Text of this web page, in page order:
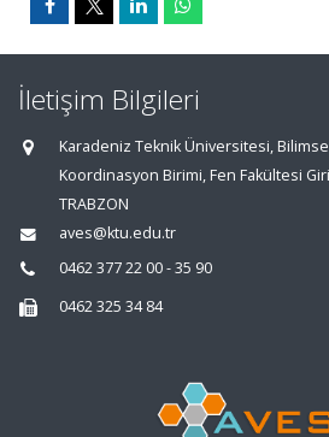
İletişim Bilgileri
Karadeniz Teknik Üniversitesi,
Koordinasyon Birimi, Fen Fakültesi
TRABZON
aves@ktu.edu.tr
0462 377 22 00 - 35 90
0462 325 34 84